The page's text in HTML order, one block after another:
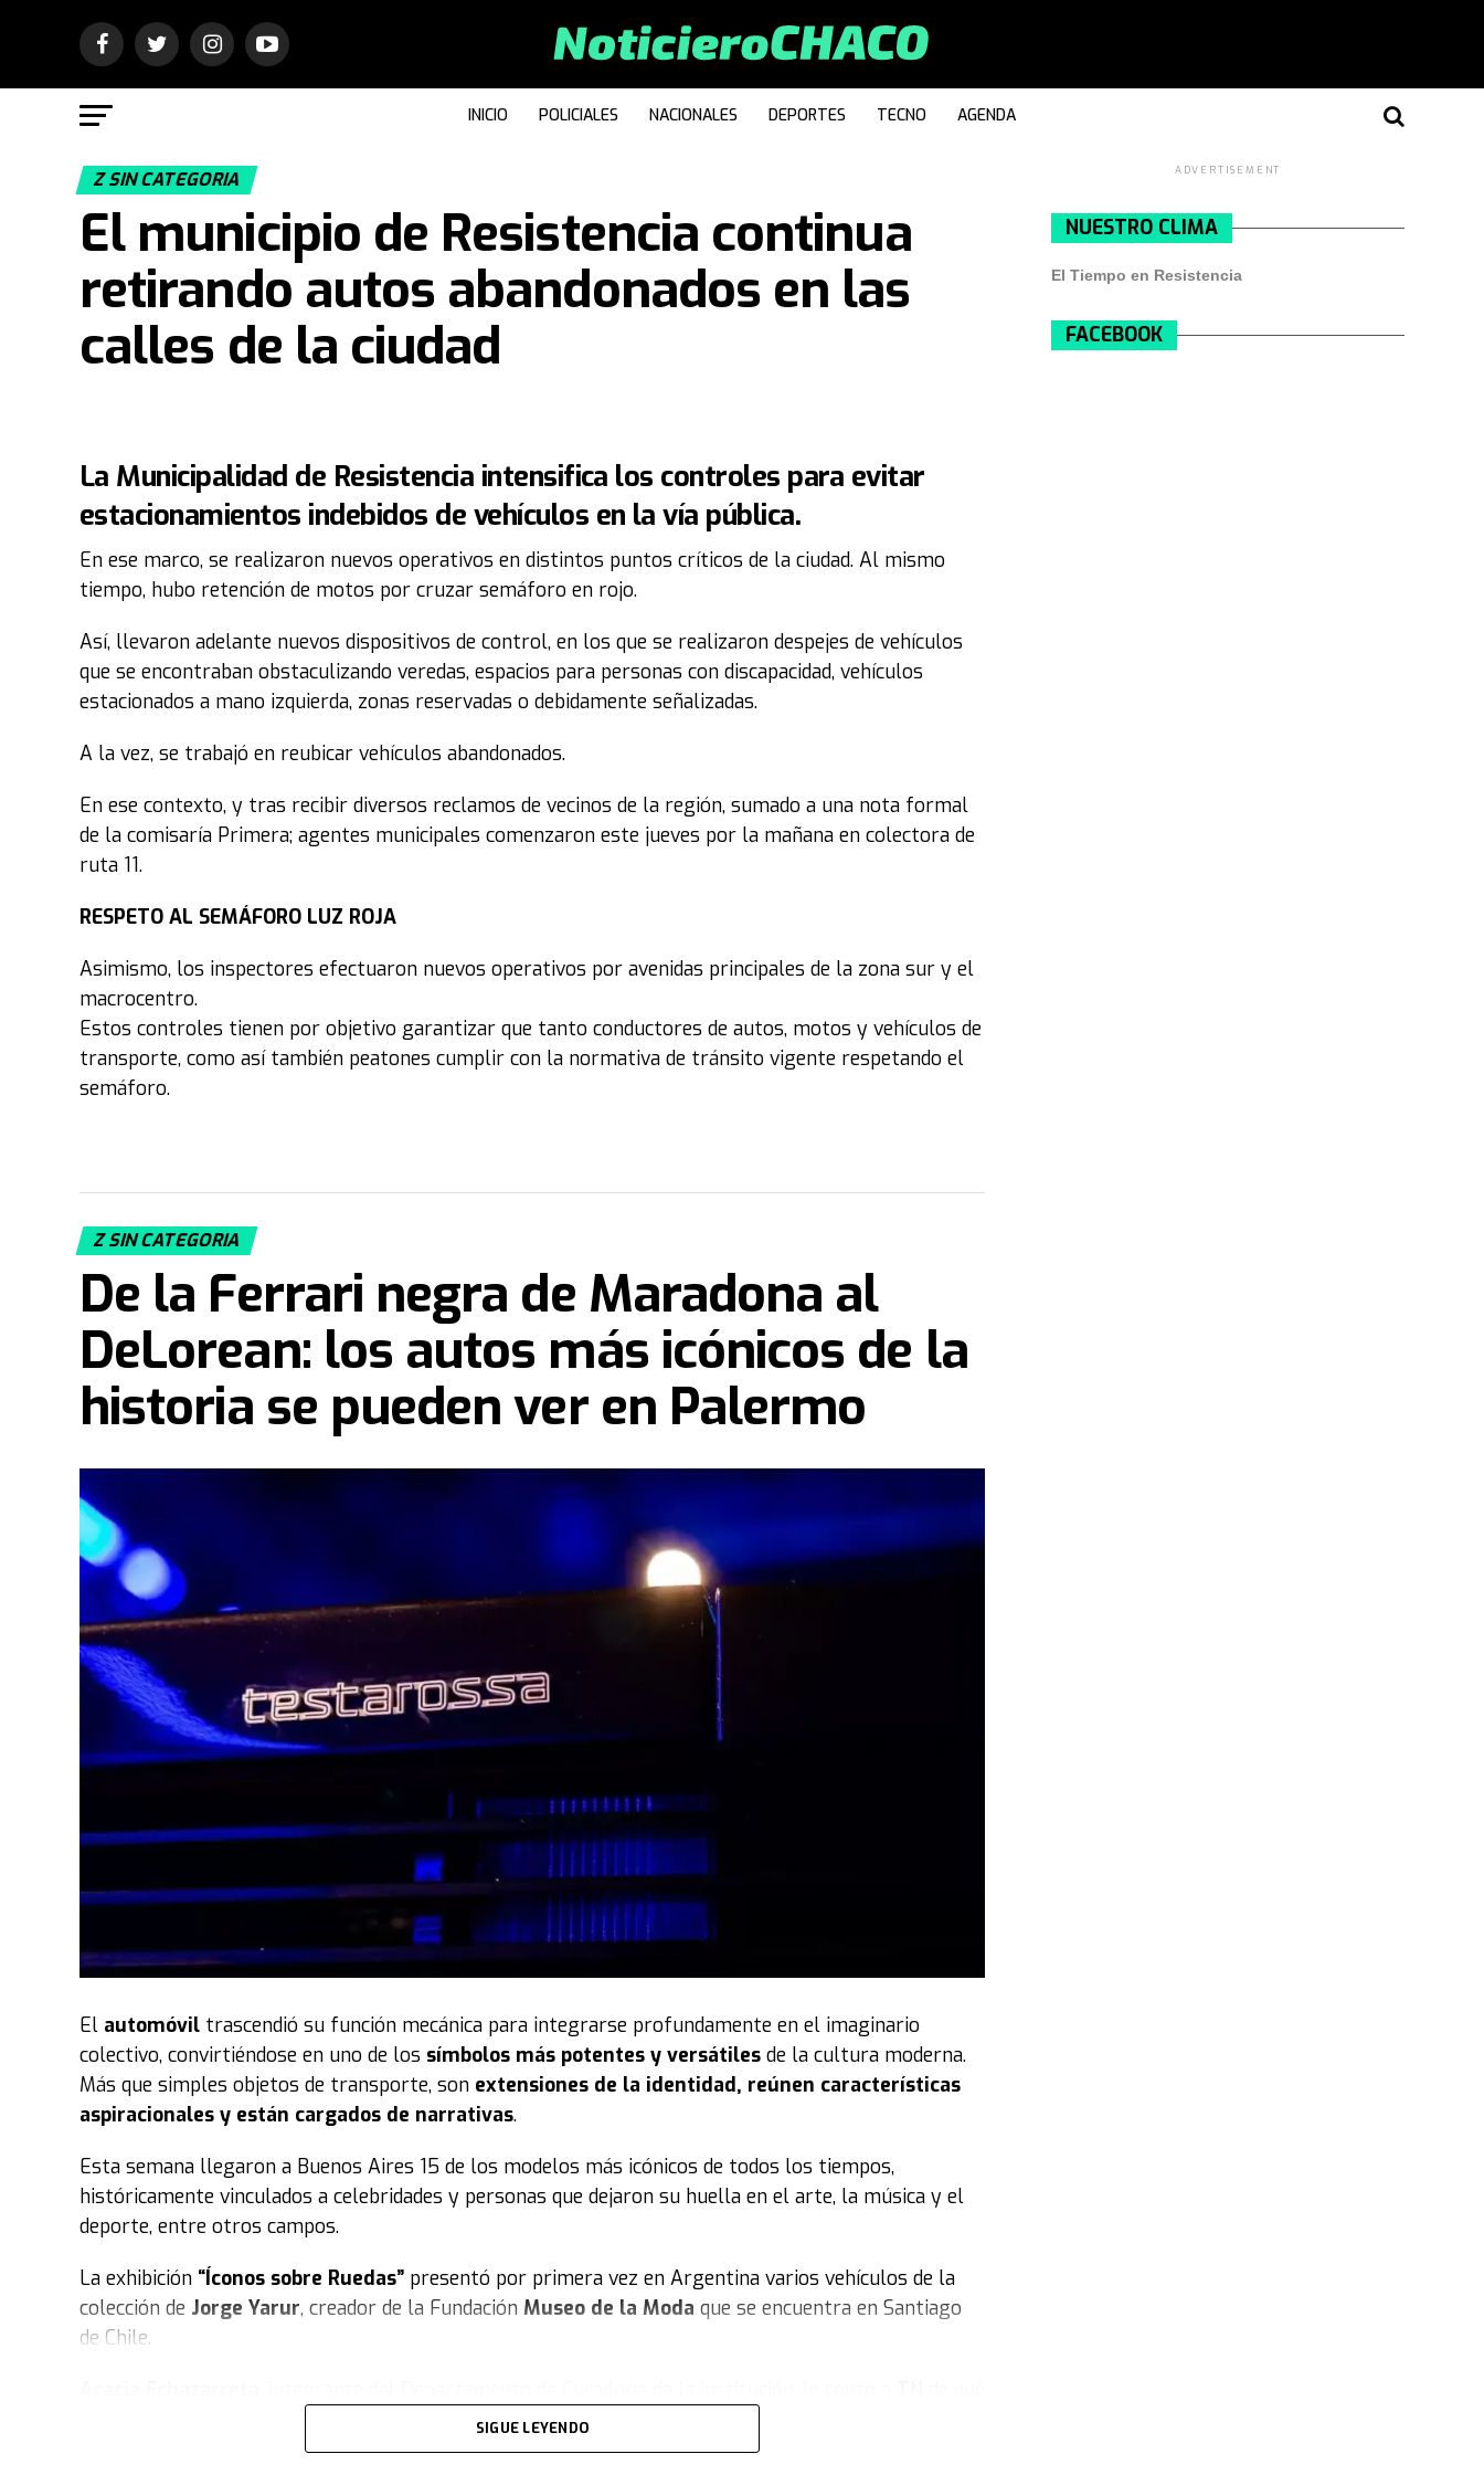
INICIO POLICIALES NACIONALES DEPORTES TECNO AGENDA
Z SIN CATEGORIA
El municipio de Resistencia continua
retirando autos abandonados en las
calles de la ciudad
La Municipalidad de Resistencia intensifica los controles para evitar
estacionamientos indebidos de vehículos en la vía pública.
En ese marco, se realizaron nuevos operativos en distintos puntos críticos de la ciudad. Al mismo
tiempo, hubo retención de motos por cruzar semáforo en rojo.
Así, llevaron adelante nuevos dispositivos de control, en los que se realizaron despejes de vehículos
que se encontraban obstaculizando veredas, espacios para personas con discapacidad, vehículos
estacionados a mano izquierda, zonas reservadas o debidamente señalizadas.
A la vez, se trabajó en reubicar vehículos abandonados.
En ese contexto, y tras recibir diversos reclamos de vecinos de la región, sumado a una nota formal
de la comisaría Primera; agentes municipales comenzaron este jueves por la mañana en colectora de
ruta 11.
RESPETO AL SEMÁFORO LUZ ROJA
Asimismo, los inspectores efectuaron nuevos operativos por avenidas principales de la zona sur y el
macrocentro.
Estos controles tienen por objetivo garantizar que tanto conductores de autos, motos y vehículos de
transporte, como así también peatones cumplir con la normativa de tránsito vigente respetando el
semáforo.
Z SIN CATEGORIA
De la Ferrari negra de Maradona al
DeLorean: los autos más icónicos de la
historia se pueden ver en Palermo
El automóvil trascendió su función mecánica para integrarse profundamente en el imaginario
colectivo, convirtiéndose en uno de los símbolos más potentes y versátiles de la cultura moderna.
Más que simples objetos de transporte, son extensiones de la identidad, reúnen características
aspiracionales y están cargados de narrativas.
Esta semana llegaron a Buenos Aires 15 de los modelos más icónicos de todos los tiempos,
históricamente vinculados a celebridades y personas que dejaron su huella en el arte, la música y el
deporte, entre otros campos.
La exhibición “Íconos sobre Ruedas” presentó por primera vez en Argentina varios vehículos de la
colección de Jorge Yarur, creador de la Fundación Museo de la Moda que se encuentra en Santiago
de Chile.
trata la muestra. “Nuestra colección, con sus 19.000 piezas de vestuario y accesorios, busca
. Tratamos de retratar distintos estilos, artes decorativas, el aspecto deportivo... de cómo
SIGUE LEYENDO
ADVERTISEMENT
NUESTRO CLIMA
El Tiempo en Resistencia
FACEBOOK